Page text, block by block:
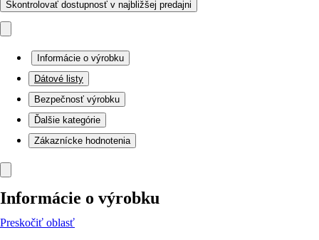
Skontrolovať dostupnosť v najbližšej predajni
Informácie o výrobku
Dátové listy
Bezpečnosť výrobku
Ďalšie kategórie
Zákaznícke hodnotenia
Informácie o výrobku
Preskočiť oblasť